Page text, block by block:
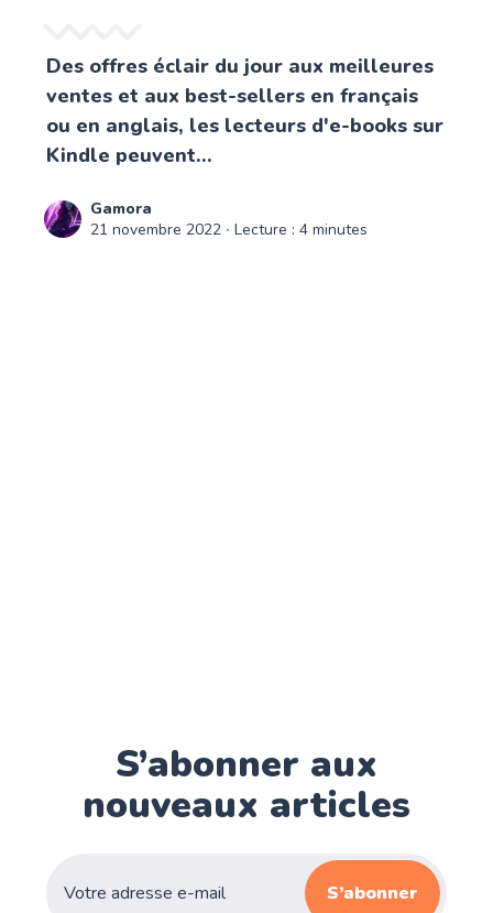
Des offres éclair du jour aux meilleures
ventes et aux best-sellers en français
ou en anglais, les lecteurs d'e-books sur
Kindle peuvent...
Gamora
21 novembre 2022 ∙ Lecture : 4 minutes
S’abonner aux
nouveaux articles
S’abonner